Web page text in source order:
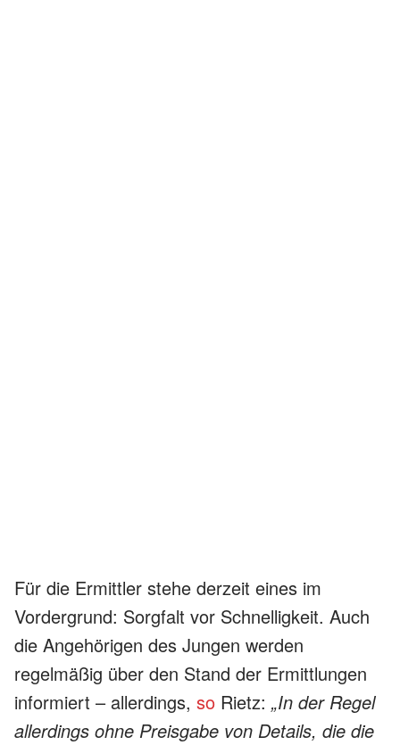
Für die Ermittler stehe derzeit eines im
Vordergrund: Sorgfalt vor Schnelligkeit. Auch
die Angehörigen des Jungen werden
regelmäßig über den Stand der Ermittlungen
informiert – allerdings, so Rietz: „In der Regel
allerdings ohne Preisgabe von Details, die die